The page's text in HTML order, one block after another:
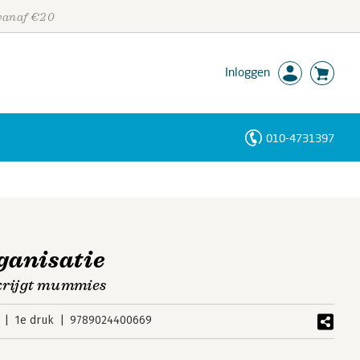
€20
Inloggen
010-4731397
mummies
1e druk 9789024400669
Personen